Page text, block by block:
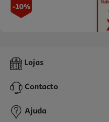
-10%
Livro Tudo Sobre Xi
17,75 € PVP de editor
15,98 €
Lojas
Contacto
Ajuda